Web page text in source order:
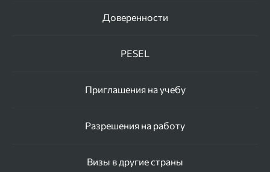
PESEL
Визы в другие страны
Приглашения на учебу
Доверенности
Разрешения на работу